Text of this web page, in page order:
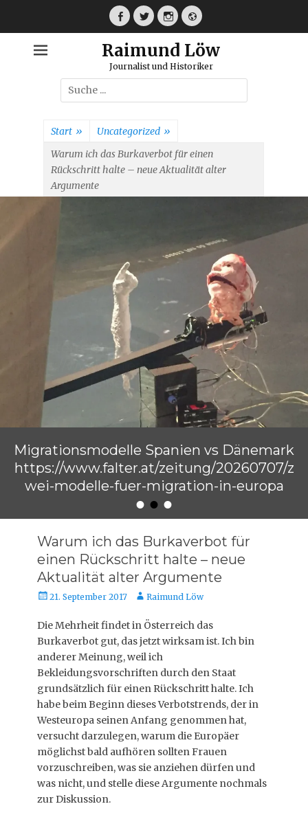
Facebook
TwitterInstagramWebseite
Raimund Löw
Journalist und Historiker
Suche
nach:
Start » Uncategorized »
Warum ich das Burkaverbot für einen
Rückschritt halte – neue Aktualität alter
Argumente
•••
Migrationsmodelle Spanien vs Dänemark
https://www.falter.at/zeitung/20260707/z
wei-modelle-fuer-migration-in-europa
Raimund Löw
Warum ich das Burkaverbot für
einen Rückschritt halte – neue
Aktualität alter Argumente
Veröffentlicht
21. September 2017 AutorRaimund Löw
Die Mehrheit findet in Österreich das
Burkaverbot gut, das jetzt wirksam ist. Ich bin
anderer Meinung, weil ich
Bekleidungsvorschriften durch den Staat
grundsätzlich für einen Rückschritt halte. Ich
habe beim Beginn dieses Verbotstrends, der in
Westeuropa seinen Anfang genommen hat,
versucht darzulegen, warum die Europäer
möglichst bald aufhören sollten Frauen
vorzuschreiben, was sie anziehen dürfen und
was nicht, und stelle diese Argumente nochmals
zur Diskussion.